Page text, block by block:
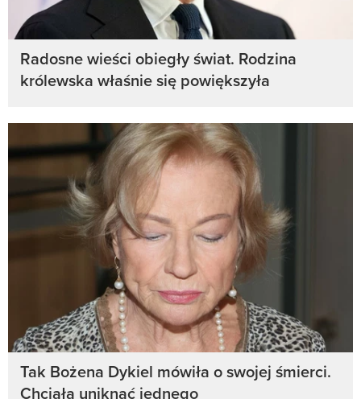
Radosne wieści obiegły świat. Rodzina
królewska właśnie się powiększyła
Tak Bożena Dykiel mówiła o swojej śmierci.
Chciała uniknąć jednego